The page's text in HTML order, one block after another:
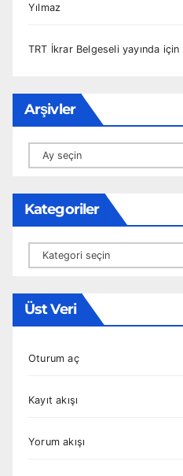
Yılmaz
TRT İkrar Belgeseli yayında için
Arşivler
Arşivler
Kategoriler
Kategoriler
Üst Veri
Oturum aç
Kayıt akışı
Yorum akışı